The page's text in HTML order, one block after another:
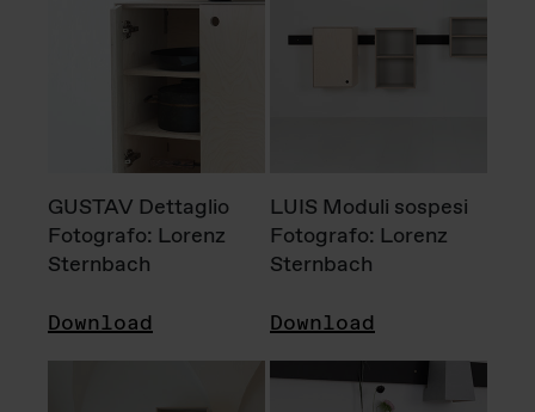
GUSTAV Dettaglio
Fotografo: Lorenz
Sternbach
Download
LUIS Moduli sospesi
Fotografo: Lorenz
Sternbach
Download